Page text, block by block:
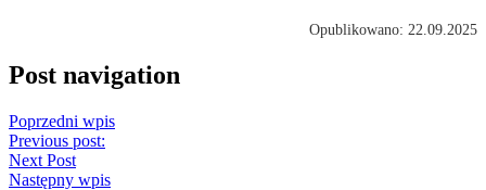
Opublikowano: 22.09.2025
Post navigation
Poprzedni wpis
Previous post:
Next Post
Następny wpis